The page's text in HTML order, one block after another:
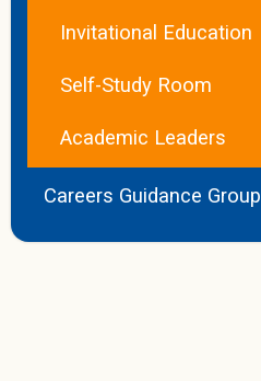
Invitational Education
Self-Study Room
Academic Leaders
Careers Guidance Group